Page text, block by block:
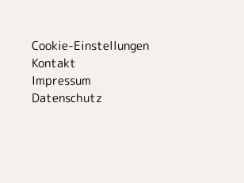
Cookie-Einstellungen
Kontakt
Impressum
Datenschutz